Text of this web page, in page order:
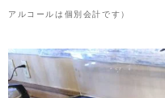
アルコールは個別会計です）